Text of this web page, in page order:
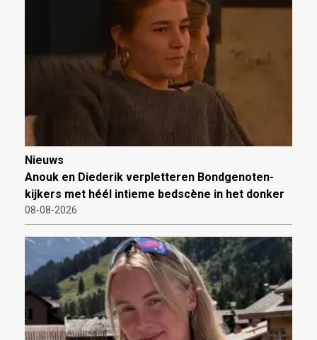
Nieuws
Anouk en Diederik verpletteren Bondgenoten-
kijkers met héél intieme bedscène in het donker
08-08-2026